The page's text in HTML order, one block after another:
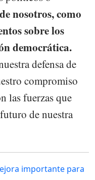
nosotros, como
sobre los
democrática.
defensa de
compromiso
las fuerzas que
de nuestra
importante para